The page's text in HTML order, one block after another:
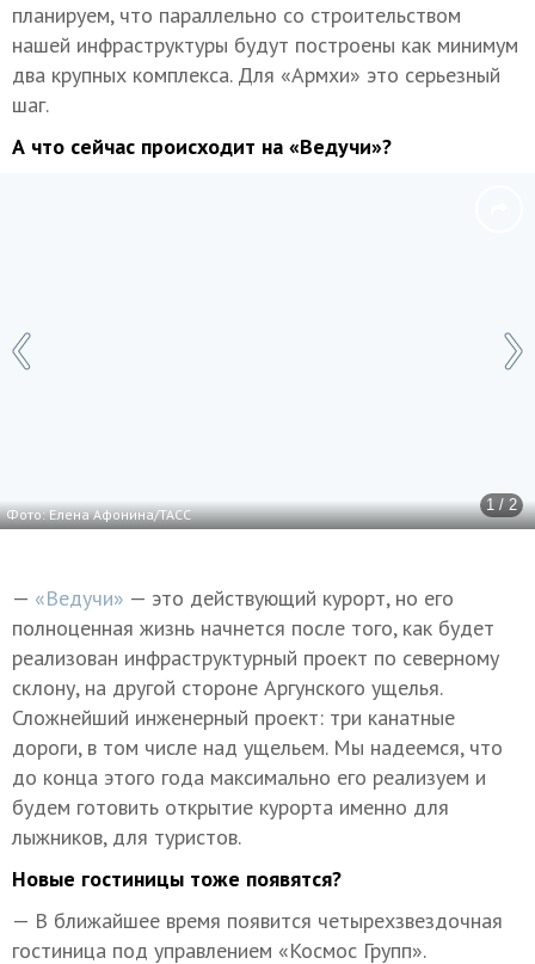
планируем, что параллельно со строительством
нашей инфраструктуры будут построены как минимум
два крупных комплекса. Для «Армхи» это серьезный
шаг.
А что сейчас происходит на «Ведучи»?
1 / 2
Фото: Елена Афонина/ТАСС
— «Ведучи» — это действующий курорт, но его
полноценная жизнь начнется после того, как будет
реализован инфраструктурный проект по северному
склону, на другой стороне Аргунского ущелья.
Сложнейший инженерный проект: три канатные
дороги, в том числе над ущельем. Мы надеемся, что
до конца этого года максимально его реализуем и
будем готовить открытие курорта именно для
лыжников, для туристов.
Новые гостиницы тоже появятся?
— В ближайшее время появится четырехзвездочная
гостиница под управлением «Космос Групп».